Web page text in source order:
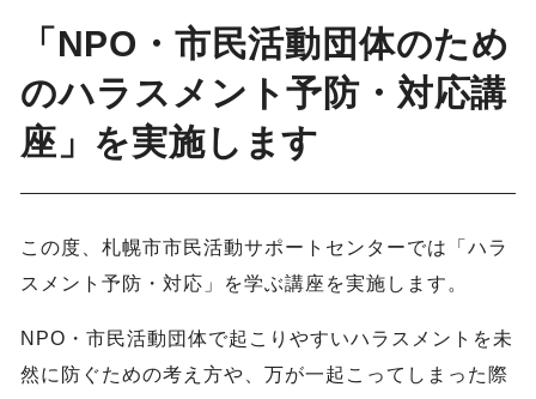
「NPO・市民活動団体のため
のハラスメント予防・対応講
座」を実施します
この度、札幌市市民活動サポートセンターでは「ハラ
スメント予防・対応」を学ぶ講座を実施します。
NPO・市民活動団体で起こりやすいハラスメントを未
然に防ぐための考え方や、万が一起こってしまった際